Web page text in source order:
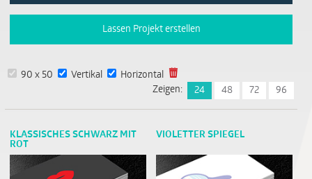
Lassen Projekt erstellen
90 x 50 Vertikal
Horizontal
Zeigen:
24 48 72 96
KLASSISCHES SCHWARZ MIT
ROT
VIOLETTER SPIEGEL